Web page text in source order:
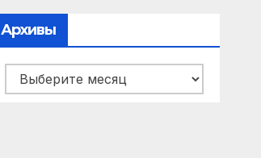
Архивы
Архивы